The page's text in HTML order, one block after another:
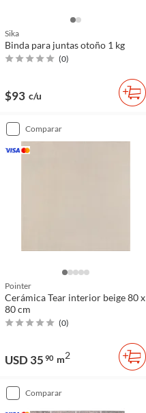
Sika
Binda para juntas otoño 1 kg
(0)
$93 c/u
comparar
Pointer
Cerámica Tear interior beige 80 x
80 cm
(0)
USD 35 90 m2
comparar